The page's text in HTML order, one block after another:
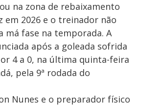
na zona de rebaixamento
em 2026 e o treinador não
má fase na temporada. A
após a goleada sofrida
4 a 0, na última quinta-feira
pela 9ª rodada do
Nunes e o preparador físico